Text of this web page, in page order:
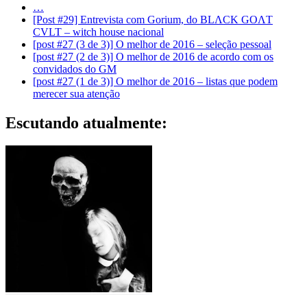
…
[Post #29] Entrevista com Gorium, do BLΛCK GOΛT
CVLT – witch house nacional
[post #27 (3 de 3)] O melhor de 2016 – seleção pessoal
[post #27 (2 de 3)] O melhor de 2016 de acordo com os
convidados do GM
[post #27 (1 de 3)] O melhor de 2016 – listas que podem
merecer sua atenção
Escutando atualmente: